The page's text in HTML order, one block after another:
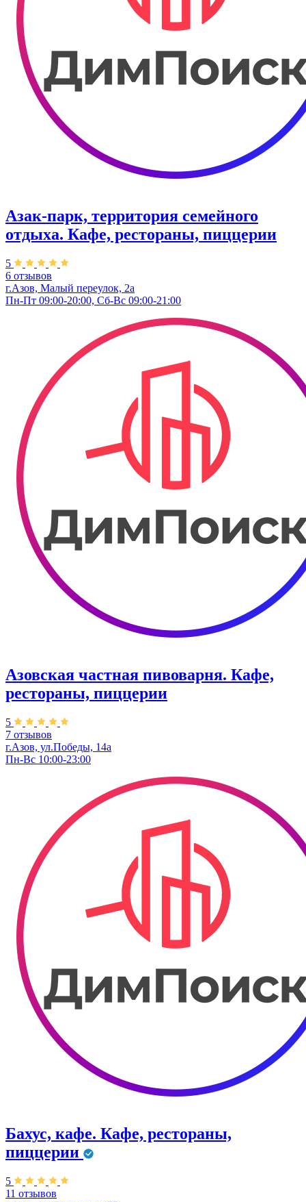
Азак-парк, территория семейного
отдыха. Кафе, рестораны, пиццерии
5
6 отзывов
г.Азов, Малый переулок, 2а
Пн-Пт 09:00-20:00, Сб-Вс 09:00-21:00
Азовская частная пивоварня. Кафе,
рестораны, пиццерии
5
7 отзывов
г.Азов, ул.Победы, 14а
Пн-Вс 10:00-23:00
Бахус, кафе. Кафе, рестораны,
пиццерии
5
11 отзывов